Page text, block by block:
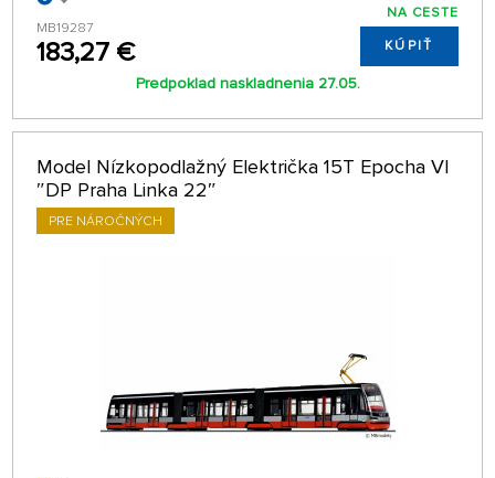
MB19287
183,27 €
NA CESTE
KÚPIŤ
Predpoklad naskladnenia 27.05.
Model Nízkopodlažný Električka 15T Epocha VI
″DP Praha Linka 22″
PRE NÁROČNÝCH